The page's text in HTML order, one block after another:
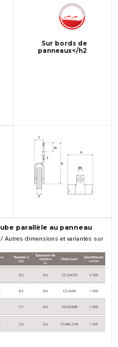
Sur bords de
panneaux</h2
parallèle au panneau
Autres dimensions et variantes sur